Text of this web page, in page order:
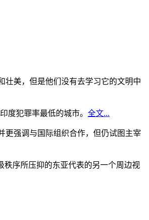
壮美，但是他们没有去学习它的文明中
度犯罪率最低的城市。 全文...
更强调与国际组织合作，但仍试图主宰
秩序所压抑的东亚代表的另一个周边视